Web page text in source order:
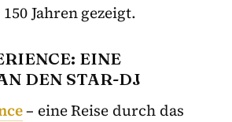
Jahren gezeigt.
EINE
DEN STAR-DJ
– eine Reise durch das